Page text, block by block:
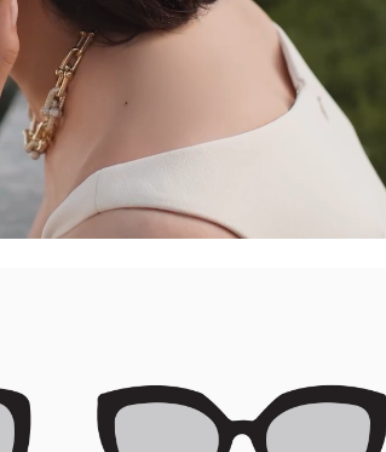
티파니 다이아몬드 가이드 를 확인해보세요